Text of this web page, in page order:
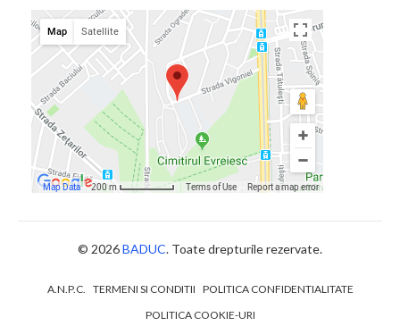
© 2026BADUC. Toate drepturile rezervate.
A.N.P.C. TERMENI SI CONDITII POLITICA CONFIDENTIALITATE
POLITICA COOKIE-URI